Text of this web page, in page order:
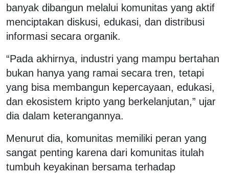
banyak dibangun melalui komunitas yang aktif
menciptakan diskusi, edukasi, dan distribusi
informasi secara organik.
“Pada akhirnya, industri yang mampu bertahan
bukan hanya yang ramai secara tren, tetapi
yang bisa membangun kepercayaan, edukasi,
dan ekosistem kripto yang berkelanjutan,” ujar
dia dalam keterangannya.
Menurut dia, komunitas memiliki peran yang
sangat penting karena dari komunitas itulah
tumbuh keyakinan bersama terhadap